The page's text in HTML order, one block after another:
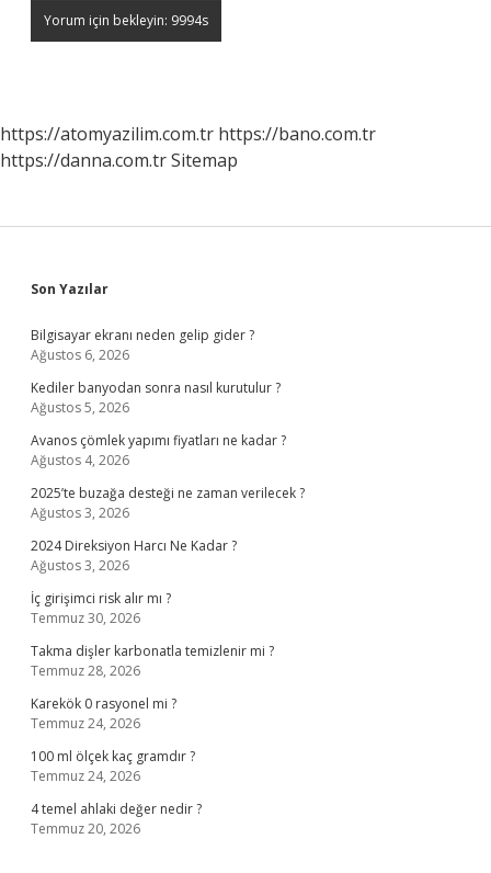
https://atomyazilim.com.tr https://bano.com.tr
https://danna.com.trSitemap
Sidebar
Son Yazılar
Bilgisayar ekranı neden gelip gider ?
Ağustos 6, 2026
Kediler banyodan sonra nasıl kurutulur ?
Ağustos 5, 2026
Avanos çömlek yapımı fiyatları ne kadar ?
Ağustos 4, 2026
2025’te buzağa desteği ne zaman verilecek ?
Ağustos 3, 2026
2024 Direksiyon Harcı Ne Kadar ?
Ağustos 3, 2026
İç girişimci risk alır mı ?
Temmuz 30, 2026
Takma dişler karbonatla temizlenir mi ?
Temmuz 28, 2026
Karekök 0 rasyonel mi ?
Temmuz 24, 2026
100 ml ölçek kaç gramdır ?
Temmuz 24, 2026
4 temel ahlaki değer nedir ?
Temmuz 20, 2026